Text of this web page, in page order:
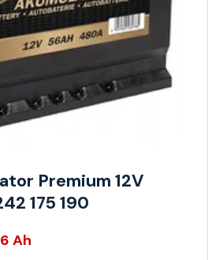
Premium 12V
175 190
Ah